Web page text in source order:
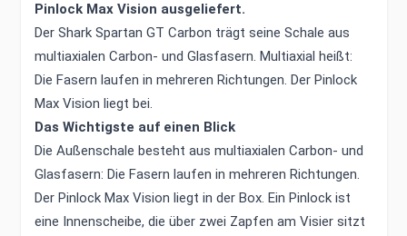
Pinlock Max Vision ausgeliefert.
Der Shark Spartan GT Carbon trägt seine Schale aus
multiaxialen Carbon- und Glasfasern. Multiaxial heißt:
Die Fasern laufen in mehreren Richtungen. Der Pinlock
Max Vision liegt bei.
Das Wichtigste auf einen Blick
Die Außenschale besteht aus multiaxialen Carbon- und
Glasfasern: Die Fasern laufen in mehreren Richtungen.
Der Pinlock Max Vision liegt in der Box. Ein Pinlock ist
eine Innenscheibe, die über zwei Zapfen am Visier sitzt